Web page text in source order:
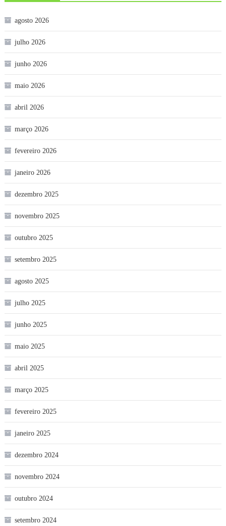
agosto 2026
julho 2026
junho 2026
maio 2026
abril 2026
março 2026
fevereiro 2026
janeiro 2026
dezembro 2025
novembro 2025
outubro 2025
setembro 2025
agosto 2025
julho 2025
junho 2025
maio 2025
abril 2025
março 2025
fevereiro 2025
janeiro 2025
dezembro 2024
novembro 2024
outubro 2024
setembro 2024